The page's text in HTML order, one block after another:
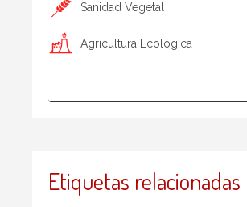
Sanidad Vegetal
Agricultura Ecológica
Etiquetas relacionadas